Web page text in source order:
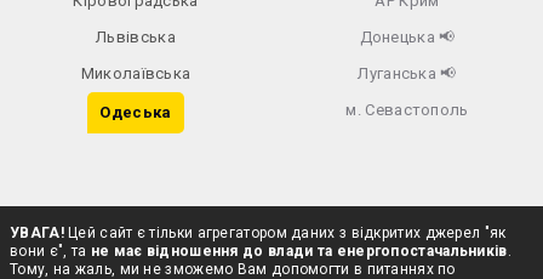
Львівська
Миколаївська
Одеська
Донецька 📢
Луганська 📢
м. Севастополь
УВАГА!Цей сайт є тільки агрегатором даних з відкритих джерел "як
вони є", та не має відношення до влади та енергопостачальників.
Тому, на жаль, ми не зможемо Вам допомогти в питаннях по